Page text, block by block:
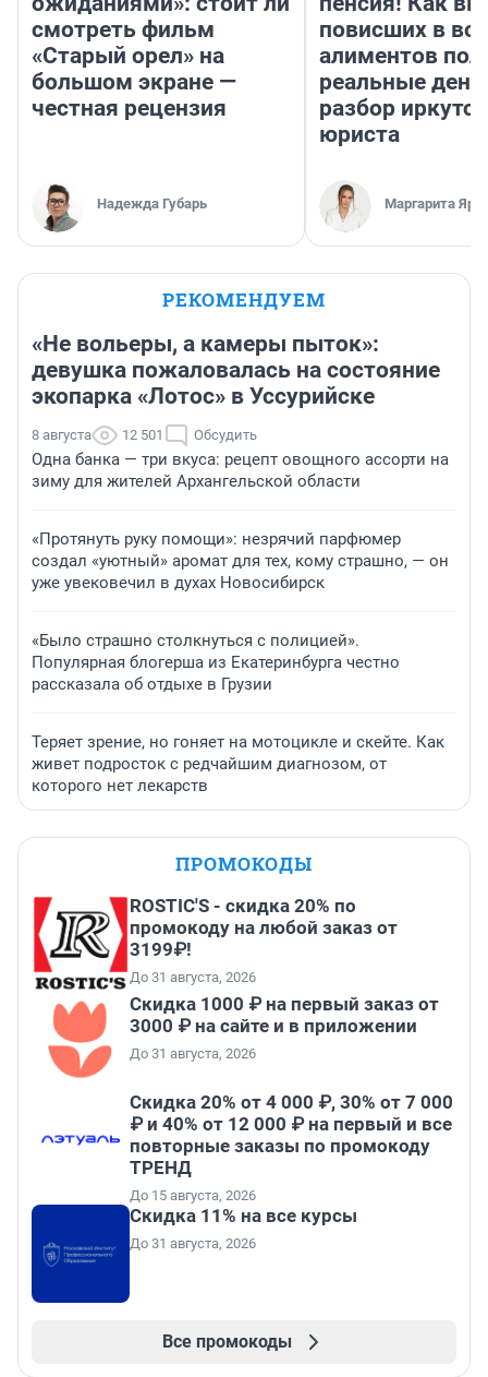
смотреть фильм
«Старый орел» на
большом экране —
честная рецензия
Надежда Губарь
повисших в
алиментов
реальные
разбор
юриста
Маргарита
РЕКОМЕНДУЕМ
«Не вольеры, а камеры пыток»:
девушка пожаловалась на состояние
экопарка «Лотос» в Уссурийске
8 августа 12 501 Обсудить
Одна банка — три вкуса: рецепт овощного ассорти на
зиму для жителей Архангельской области
«Протянуть руку помощи»: незрячий парфюмер
создал «уютный» аромат для тех, кому страшно, — он
уже увековечил в духах Новосибирск
«Было страшно столкнуться с полицией».
Популярная блогерша из Екатеринбурга честно
рассказала об отдыхе в Грузии
Теряет зрение, но гоняет на мотоцикле и скейте. Как
живет подросток с редчайшим диагнозом, от
которого нет лекарств
ПРОМОКОДЫ
ROSTIC'S - скидка 20% по
промокоду на любой заказ от
3199₽!
До 31 августа, 2026
Скидка 1000 ₽ на первый заказ от
3000 ₽ на сайте и в приложении
До 31 августа, 2026
Скидка 20% от 4 000 ₽, 30% от 7 000
₽ и 40% от 12 000 ₽ на первый и все
повторные заказы по промокоду
ТРЕНД
До 15 августа, 2026
Скидка 11% на все курсы
До 31 августа, 2026
Все промокоды